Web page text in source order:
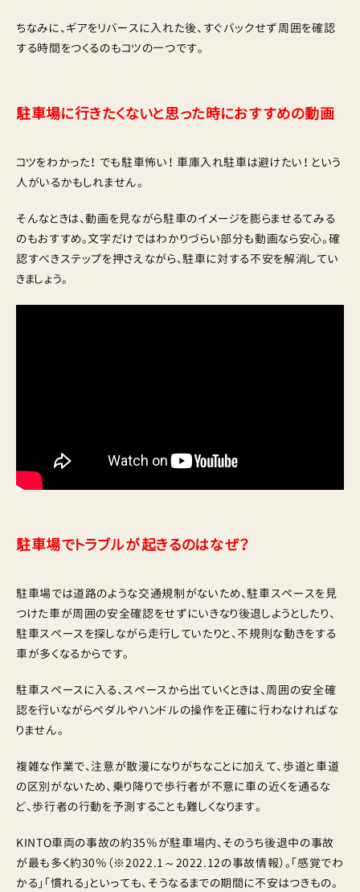
ちなみに、ギアをリバースに入れた後、すぐバックせず周囲を確認
する時間をつくるのもコツの一つです。
駐車場に行きたくないと思った時におすすめの動画
コツをわかった！ でも駐車怖い！ 車庫入れ駐車は避けたい！ という
人がいるかもしれません。
そんなときは、動画を見ながら駐車のイメージを膨らませるてみる
のもおすすめ。文字だけではわかりづらい部分も動画なら安心。確
認すべきステップを押さえながら、駐車に対する不安を解消してい
きましょう。
駐車場でトラブルが起きるのはなぜ？
駐車場では道路のような交通規制がないため、駐車スペースを見
つけた車が周囲の安全確認をせずにいきなり後退しようとしたり、
駐車スペースを探しながら走行していたりと、不規則な動きをする
車が多くなるからです。
駐車スペースに入る、スペースから出ていくときは、周囲の安全確
認を行いながらペダルやハンドルの操作を正確に行わなければな
りません。
複雑な作業で、注意が散漫になりがちなことに加えて、歩道と車道
の区別がないため、乗り降りで歩行者が不意に車の近くを通るな
ど、歩行者の行動を予測することも難しくなります。
KINTO車両の事故の約35％が駐車場内、そのうち後退中の事故
が最も多く約30％（※2022.1～2022.12の事故情報）。「感覚でわ
かる」「慣れる」といっても、そうなるまでの期間に不安はつきもの。